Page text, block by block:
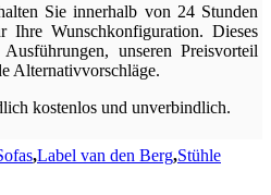
Sie innerhalb von 24 Stunden
Ihre Wunschkonfiguration. Dieses
unseren Preisvorteil
Alternativvorschläge.
kostenlos und unverbindlich.
,Label van den Berg,Stühle